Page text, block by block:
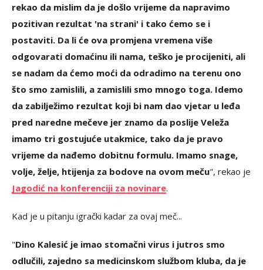
rekao da mislim da je došlo vrijeme da napravimo
pozitivan rezultat 'na strani' i tako ćemo se i
postaviti. Da li će ova promjena vremena više
odgovarati domaćinu ili nama, teško je procijeniti, ali
se nadam da ćemo moći da odradimo na terenu ono
što smo zamislili, a zamislili smo mnogo toga. Idemo
da zabilježimo rezultat koji bi nam dao vjetar u leđa
pred naredne mečeve jer znamo da poslije Veleža
imamo tri gostujuće utakmice, tako da je pravo
vrijeme da nađemo dobitnu formulu. Imamo snage,
volje, želje, htijenja za bodove na ovom meču", rekao je
Jagodić na konferenciji za novinare.
Kad je u pitanju igrački kadar za ovaj meč...
"Dino Kalesić je imao stomačni virus i jutros smo
odlučili, zajedno sa medicinskom službom kluba, da je